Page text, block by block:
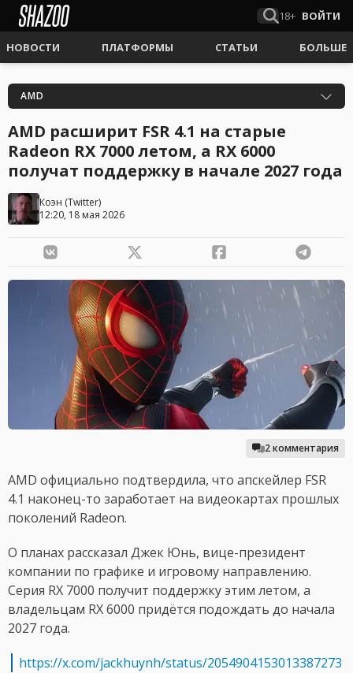
18+ ВОЙТИ
НОВОСТИ ПЛАТФОРМЫ СТАТЬИ БОЛЬШЕ
AMD
AMD расширит FSR 4.1 на старые
Radeon RX 7000 летом, а RX 6000
получат поддержку в начале 2027 года
Коэн (Twitter)
12:20, 18 мая 2026
2 комментария
AMD официально подтвердила, что апскейлер FSR
4.1 наконец-то заработает на видеокартах прошлых
поколений Radeon.
О планах рассказал Джек Юнь, вице-президент
компании по графике и игровому направлению.
Серия RX 7000 получит поддержку этим летом, а
владельцам RX 6000 придётся подождать до начала
2027 года.
https://x.com/jackhuynh/status/2054904153013387273